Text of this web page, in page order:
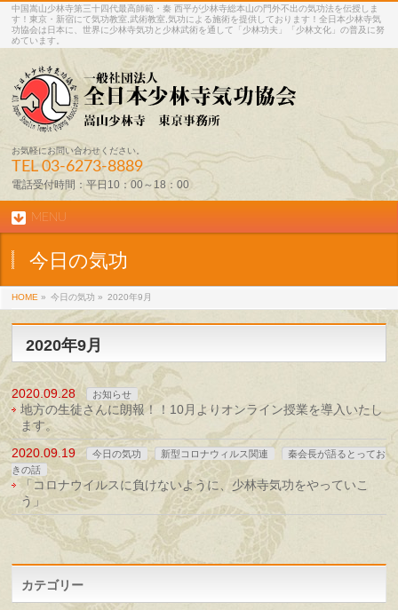
中国嵩山少林寺第三十四代最高師範・秦 西平が少林寺総本山の門外不出の気功法を伝授しま
す！東京・新宿にて気功教室,武術教室,気功による施術を提供しております！全日本少林寺気
功協会は日本に、世界に少林寺気功と少林武術を通して「少林功夫」「少林文化」の普及に努
めています。
お気軽にお問い合わせください。
TEL03-6273-8889
電話受付時間：平日10：00～18：00
MENU
今日の気功
HOME » 今日の気功 » 2020年9月
2020年9月
2020.09.28 お知らせ
地方の生徒さんに朗報！！10月よりオンライン授業を導入いたし
ます。
2020.09.19
今日の気功 新型コロナウィルス関連
秦会長が語るとってお
きの話
「コロナウイルスに負けないように、少林寺気功をやっていこ
う」
カテゴリー